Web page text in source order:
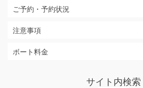
ご予約・予約状況
注意事項
ボート料金
サイト内検索